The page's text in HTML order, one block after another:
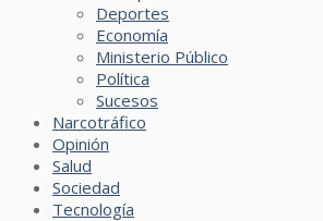
Deportes
Economía
Ministerio Público
Política
Sucesos
Narcotráfico
Opinión
Salud
Sociedad
Tecnología